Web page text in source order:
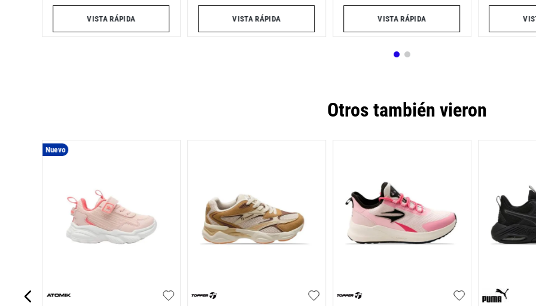
VISTA RÁPIDA VISTA RÁPIDA VISTA RÁPIDA
Otros también vieron
Nuevo